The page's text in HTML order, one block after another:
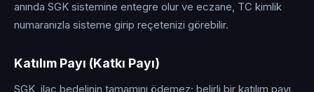
anında SGK sistemine entegre olur ve eczane, TC kimlik
numaranızla sisteme girip reçetenizi görebilir.
Katılım Payı (Katkı Payı)
SGK, ilaç bedelinin tamamını ödemez; belirli bir katılım payı